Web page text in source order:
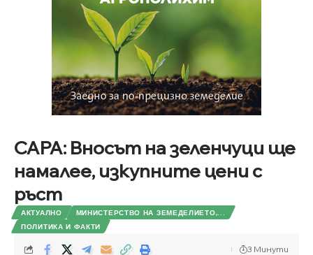
САРА: Вносът на зеленчуци ще
намалее, изкупните цени с
ръст
АКТУАЛНО
МИНИСТЕРСТВО НА ЗЕМЕДЕЛИЕТО,...
ПОЛИТИКА И ФАКТИ
3 Минути